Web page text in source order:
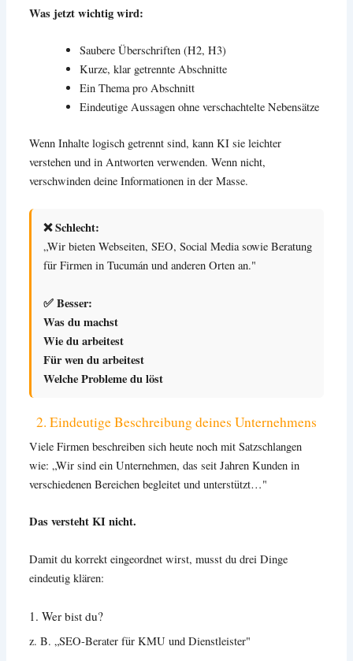
Was jetzt wichtig wird:
Saubere Überschriften (H2, H3)
Kurze, klar getrennte Abschnitte
Ein Thema pro Abschnitt
Eindeutige Aussagen ohne verschachtelte Nebensätze
Wenn Inhalte logisch getrennt sind, kann KI sie leichter
verstehen und in Antworten verwenden. Wenn nicht,
verschwinden deine Informationen in der Masse.
❌ Schlecht:
„Wir bieten Webseiten, SEO, Social Media sowie Beratung
für Firmen in Tucumán und anderen Orten an."
✅ Besser:
Was du machst
Wie du arbeitest
Für wen du arbeitest
Welche Probleme du löst
2. Eindeutige Beschreibung deines Unternehmens
Viele Firmen beschreiben sich heute noch mit Satzschlangen
wie: „Wir sind ein Unternehmen, das seit Jahren Kunden in
verschiedenen Bereichen begleitet und unterstützt…"
Das versteht KI nicht.
Damit du korrekt eingeordnet wirst, musst du drei Dinge
eindeutig klären:
1. Wer bist du?
z. B. „SEO-Berater für KMU und Dienstleister"